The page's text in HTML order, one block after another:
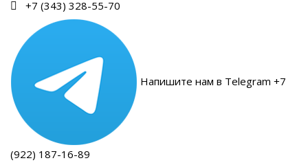
+7 (343) 328-55-70
Напишите нам в Telegram +7
(922) 187-16-89